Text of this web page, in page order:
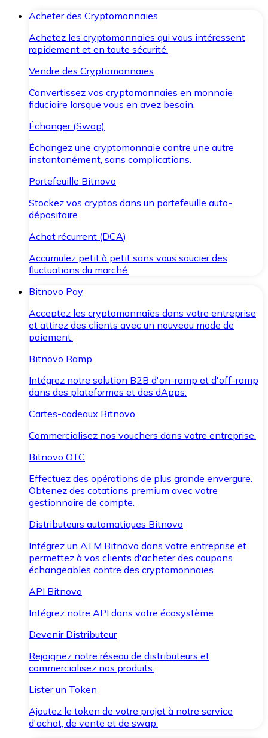
Acheter des Cryptomonnaies
Achetez les cryptomonnaies qui vous intéressent
rapidement et en toute sécurité.
Vendre des Cryptomonnaies
Convertissez vos cryptomonnaies en monnaie
fiduciaire lorsque vous en avez besoin.
Échanger (Swap)
Échangez une cryptomonnaie contre une autre
instantanément, sans complications.
Portefeuille Bitnovo
Stockez vos cryptos dans un portefeuille auto-
dépositaire.
Achat récurrent (DCA)
Accumulez petit à petit sans vous soucier des
fluctuations du marché.
Bitnovo Pay
Acceptez les cryptomonnaies dans votre entreprise
et attirez des clients avec un nouveau mode de
paiement.
Bitnovo Ramp
Intégrez notre solution B2B d'on-ramp et d'off-ramp
dans des plateformes et des dApps.
Cartes-cadeaux Bitnovo
Commercialisez nos vouchers dans votre entreprise.
Bitnovo OTC
Effectuez des opérations de plus grande envergure.
Obtenez des cotations premium avec votre
gestionnaire de compte.
Distributeurs automatiques Bitnovo
Intégrez un ATM Bitnovo dans votre entreprise et
permettez à vos clients d'acheter des coupons
échangeables contre des cryptomonnaies.
API Bitnovo
Intégrez notre API dans votre écosystème.
Devenir Distributeur
Rejoignez notre réseau de distributeurs et
commercialisez nos produits.
Lister un Token
Ajoutez le token de votre projet à notre service
d'achat, de vente et de swap.